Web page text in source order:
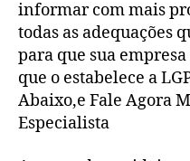
informar com mais
todas as adequações
para que sua
que o estabelece a
Abaixo,e Fale Agora
Especialista